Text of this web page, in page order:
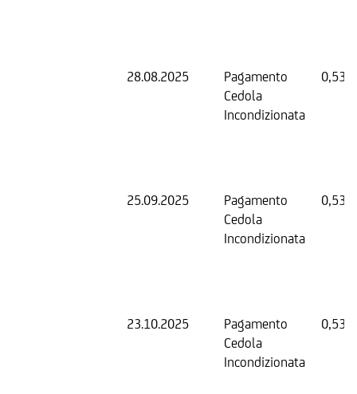
28.08.2025
Pagamento
Cedola
Incondizionata
0,53
25.09.2025
Pagamento
Cedola
Incondizionata
0,53
23.10.2025
Pagamento
Cedola
Incondizionata
0,53